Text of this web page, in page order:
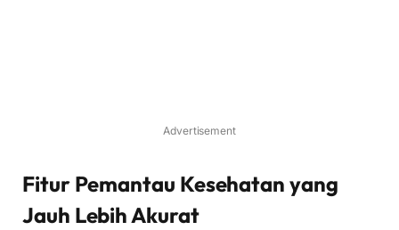
Advertisement
Fitur Pemantau Kesehatan yang
Jauh Lebih Akurat